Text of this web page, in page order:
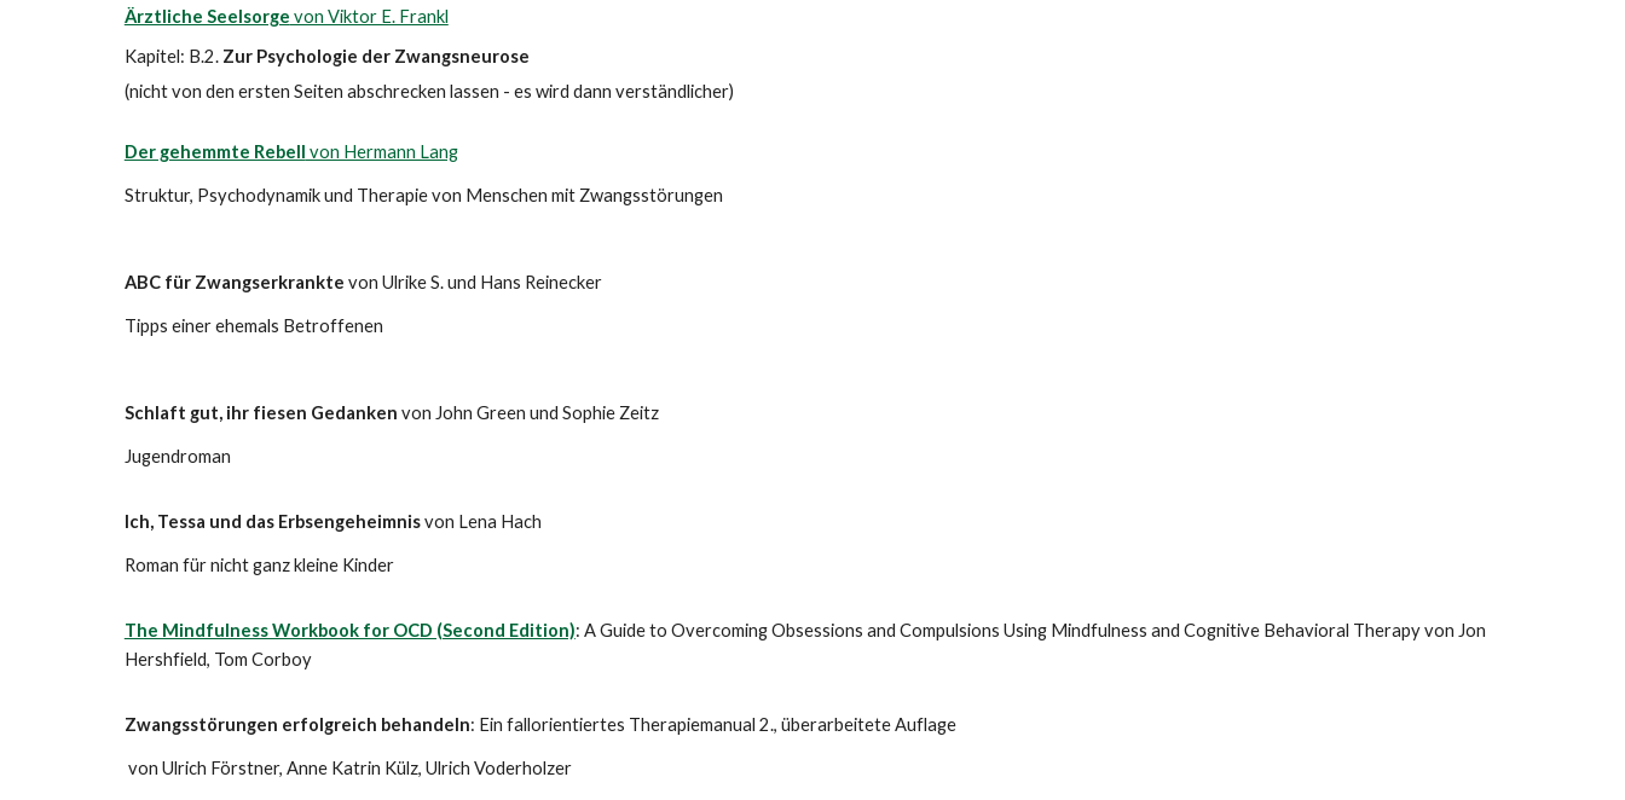
Ärztliche Seelsorge von Viktor E. Frankl
Kapitel: B.2. Zur Psychologie der Zwangsneurose
(nicht von den ersten Seiten abschrecken lassen - es wird dann verständlicher)
Der gehemmte Rebell von Hermann Lang
Struktur, Psychodynamik und Therapie von Menschen mit Zwangsstörungen
ABC für Zwangserkrankte von Ulrike S. und Hans Reinecker
Tipps einer ehemals Betroffenen
Schlaft gut, ihr fiesen Gedanken von John Green und Sophie Zeitz
Jugendroman
Ich, Tessa und das Erbsengeheimnisvon Lena Hach
Roman für nichtganz kleine Kinder
The Mindfulness Workbook for OCD (Second Edition): A Guide to Overcoming Obsessions and Compulsions Using Mindfulness and Cognitive Behavioral Therapy von Jon
Hershfield, Tom Corboy
Zwangsstörungen erfolgreich behandeln: Ein fallorientiertes Therapiemanual 2., überarbeitete Auflage
von Ulrich Förstner, Anne Katrin Külz, Ulrich Voderholzer